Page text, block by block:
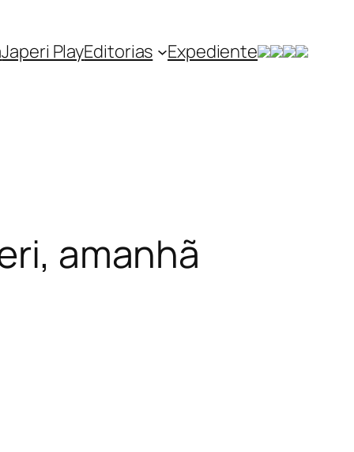
Japeri PlayEditorias Expediente
amanhã